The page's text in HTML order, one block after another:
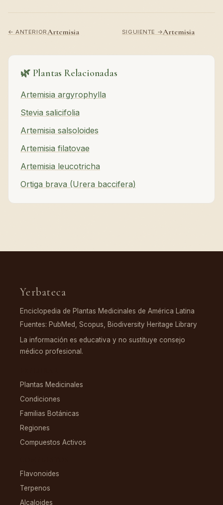
← ANTERIORArtemisia SIGUIENTE →Artemisia
🌿 Plantas Relacionadas
Artemisia argyrophylla
Stevia salicifolia
Artemisia salsoloides
Artemisia filatovae
Artemisia leucotricha
Ortiga brava (Urera baccifera)
Yerbateca
Enciclopedia de Plantas Medicinales de América Latina
Fuentes: PubMed, Scopus, Biodiversity Heritage Library
La información es educativa y no sustituye consejo
médico profesional.
Plantas Medicinales
Condiciones
Familias Botánicas
Regiones
Compuestos Activos
Flavonoides
Terpenos
Alcaloides